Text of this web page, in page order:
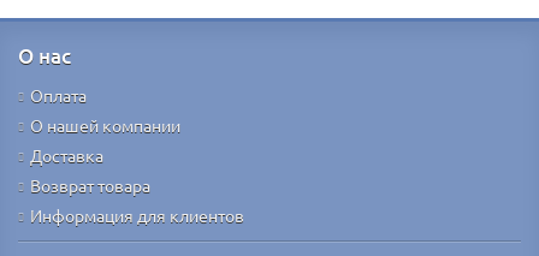
О нас
Оплата
О нашей компании
Доставка
Возврат товара
Информация для клиентов